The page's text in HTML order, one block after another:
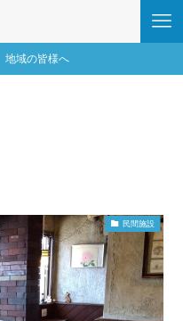
地域の皆様へ
民間施設